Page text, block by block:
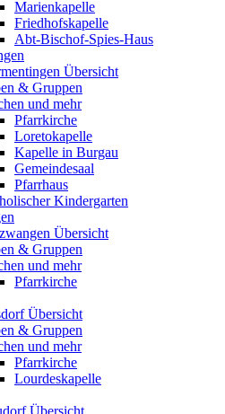
Marienkapelle
Friedhofskapelle
Abt-Bischof-Spies-Haus
Übersicht
& Gruppen
und mehr
Pfarrkirche
Loretokapelle
Kapelle in Burgau
Gemeindesaal
Pfarrhaus
Kindergarten
Übersicht
& Gruppen
und mehr
Pfarrkirche
Übersicht
& Gruppen
und mehr
Pfarrkirche
Lourdeskapelle
Übersicht